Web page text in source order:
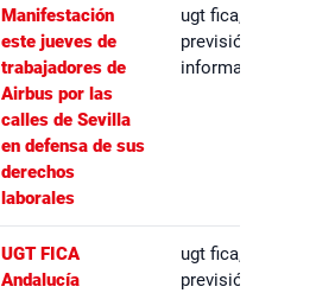
Manifestación
este jueves de
trabajadores de
Airbus por las
calles de Sevilla
en defensa de sus
derechos
laborales
ugt fica,
previsión
informativa
UGT FICA
Andalucía
ugt fica,
previsión